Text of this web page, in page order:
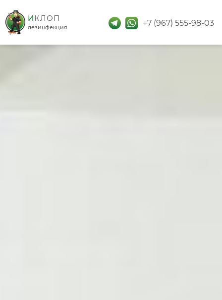
дезинфекция